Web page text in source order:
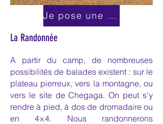
Je pose une question par ici!
La Randonnée
A partir du camp, de nombreuses
possibilités de balades existent : sur le
plateau pierreux, vers la montagne, ou
vers le site de Chegaga. On peut s’y
rendre à pied, à dos de dromadaire ou
en 4×4.​ Nous randonnerons